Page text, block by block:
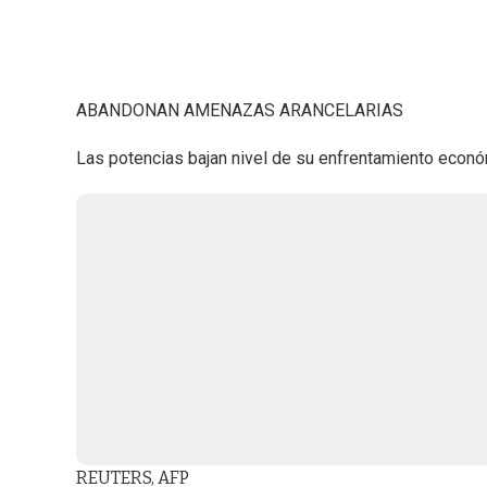
ABANDONAN AMENAZAS ARANCELARIAS
Las potencias bajan nivel de su enfrentamiento
REUTERS, AFP